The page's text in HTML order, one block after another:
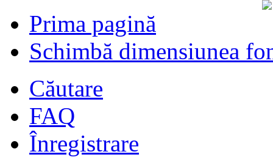
Prima pagină
Schimbă dimensiunea
Căutare
FAQ
Înregistrare